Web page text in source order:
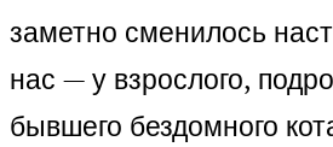
заметно сменилось
нас — у взрослого,
бывшего бездомного